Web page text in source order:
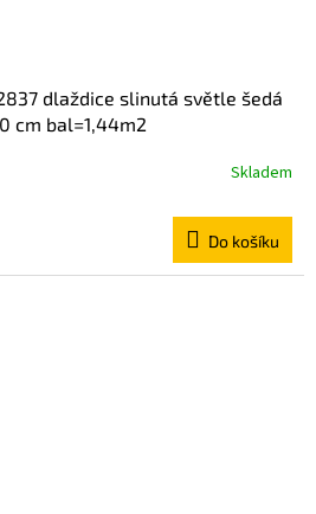
dlaždice slinutá světle šedá
cm bal=1,44m2
Skladem
Do košíku